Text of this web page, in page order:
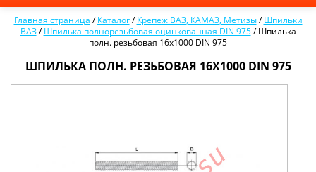
Главная страница /Каталог /Крепеж ВАЗ, КАМАЗ, Метизы /Шпильки
ВАЗ /Шпилька полнорезьбовая оцинкованная DIN 975 /Шпилька
полн. резьбовая 16х1000 DIN 975
ШПИЛЬКА ПОЛН. РЕЗЬБОВАЯ 16Х1000 DIN 975